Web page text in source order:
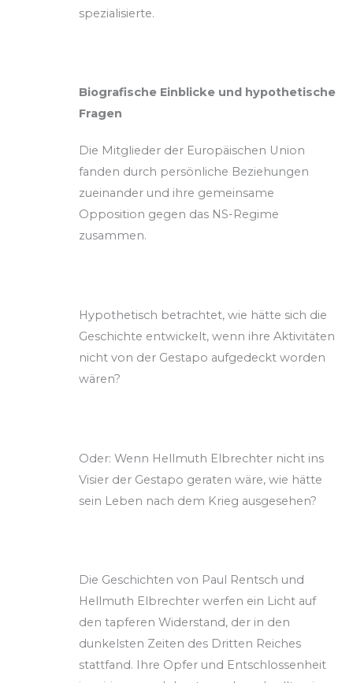
spezialisierte.
Biografische Einblicke und hypothetische
Fragen
Die Mitglieder der Europäischen Union
fanden durch persönliche Beziehungen
zueinander und ihre gemeinsame
Opposition gegen das NS-Regime
zusammen.
Hypothetisch betrachtet, wie hätte sich die
Geschichte entwickelt, wenn ihre Aktivitäten
nicht von der Gestapo aufgedeckt worden
wären?
Oder: Wenn Hellmuth Elbrechter nicht ins
Visier der Gestapo geraten wäre, wie hätte
sein Leben nach dem Krieg ausgesehen?
Die Geschichten von Paul Rentsch und
Hellmuth Elbrechter werfen ein Licht auf
den tapferen Widerstand, der in den
dunkelsten Zeiten des Dritten Reiches
stattfand. Ihre Opfer und Entschlossenheit